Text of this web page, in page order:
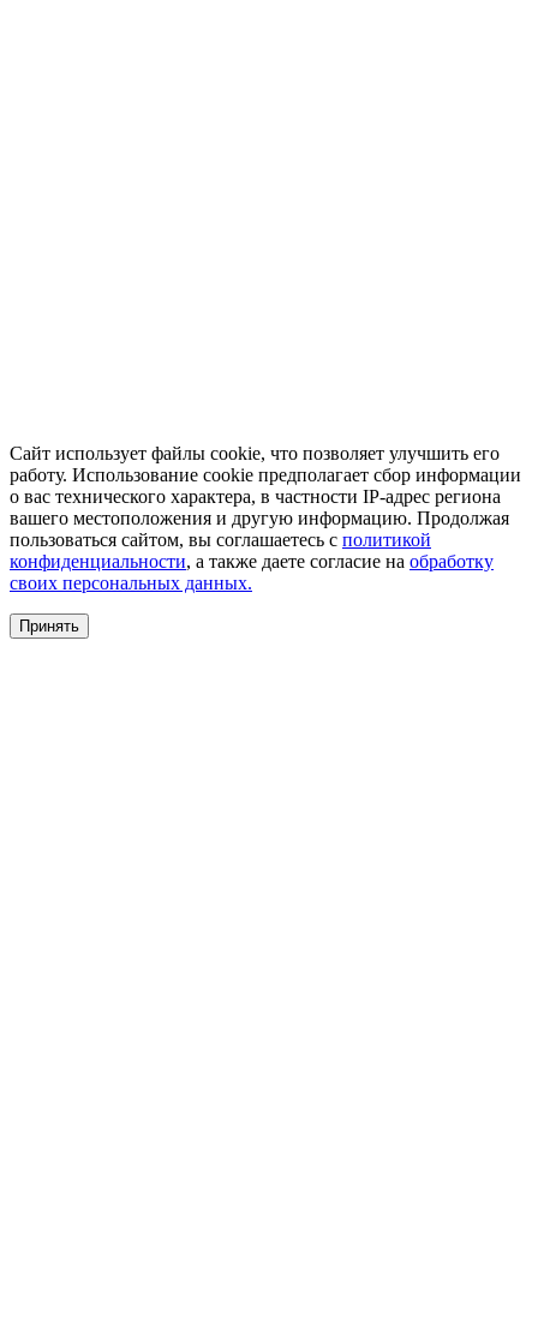
Сайт использует файлы cookie, что позволяет улучшить его
работу. Использование cookie предполагает сбор информации
о вас технического характера, в частности IP-адрес региона
вашего местоположения и другую информацию. Продолжая
пользоваться сайтом, вы соглашаетесь с политикой
конфиденциальности, а также даете согласие на обработку
своих персональных данных.
Принять